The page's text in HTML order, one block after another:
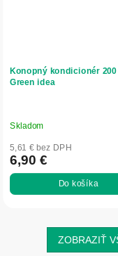
Konopný kondicionér
Green idea
Skladom
5,61 € bez DPH
6,90 €
Do košíka
ZOBRAZIŤ